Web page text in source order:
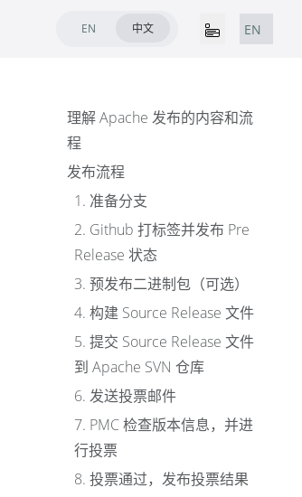
EN 中文 EN
理解 Apache 发布的内容和流
程
发布流程
1. 准备分支
2. Github 打标签并发布 Pre
Release 状态
3. 预发布二进制包（可选）
4. 构建 Source Release 文件
5. 提交 Source Release 文件
到 Apache SVN 仓库
6. 发送投票邮件
7. PMC 检查版本信息，并进
行投票
8. 投票通过，发布投票结果